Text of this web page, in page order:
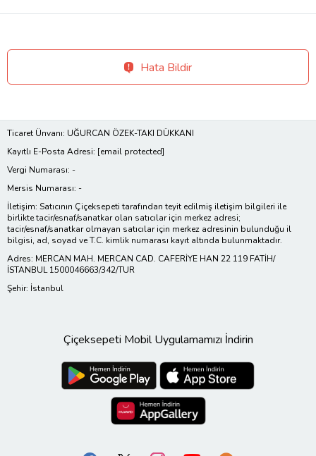
Hata Bildir
Ticaret Ünvanı: UĞURCAN ÖZEK-TAKI DÜKKANI
Kayıtlı E-Posta Adresi: [email protected]
Vergi Numarası: -
Mersis Numarası: -
İletişim: Satıcının Çiçeksepeti tarafından teyit edilmiş iletişim bilgileri ile
birlikte tacir/esnaf/sanatkar olan satıcılar için merkez adresi;
tacir/esnaf/sanatkar olmayan satıcılar için merkez adresinin bulunduğu il
bilgisi, ad, soyad ve T.C. kimlik numarası kayıt altında bulunmaktadır.
Adres: MERCAN MAH. MERCAN CAD. CAFERİYE HAN 22 119 FATİH/
İSTANBUL 1500046663/342/TUR
Şehir: İstanbul
Çiçeksepeti Mobil Uygulamamızı İndirin